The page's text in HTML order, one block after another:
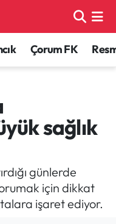
Çorum FK
sağlık
günlerde
için dikkat
işaret ediyor.